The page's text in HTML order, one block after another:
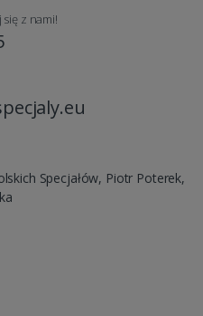
z nami!
Specjałów, Piotr Poterek,